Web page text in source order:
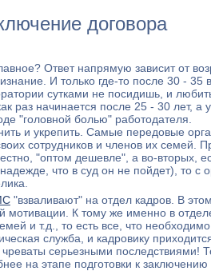
договора
Ответ напрямую зависит от
И только где-то после 30 -
сутками не посидишь, и
раз начинается после 25 - 30 лет,
"головной болью" работодателя.
и укрепить. Самые передовые
сотрудников и членов их
"оптом дешевле", а во-вторых,
что в суд он не пойдет), то с
"взваливают" на отдел кадров. В
мотивации. К тому же именно в
и т.д., то есть все, что
служба, и кадровику
серьезными
на этапе подготовки к заключению